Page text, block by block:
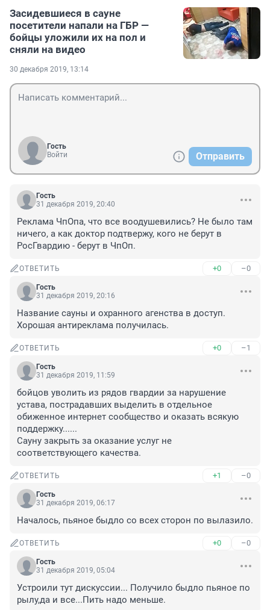
Засидевшиеся в сауне
посетители напали на ГБР —
бойцы уложили их на пол и
сняли на видео
30 декабря 2019, 13:14
Гость
Войти
Отправить
Гость
31 декабря 2019, 20:40
Реклама ЧпОпа, что все воодушевились? Не было там
ничего, а как доктор подтвержу, кого не берут в
РосГвардию - берут в ЧпОп.
ОТВЕТИТЬ +0 –0
Гость
31 декабря 2019, 20:16
Название сауны и охранного агенства в доступ.
Хорошая антиреклама получилась.
ОТВЕТИТЬ +0 –1
Гость
31 декабря 2019, 11:59
бойцов уволить из рядов гвардии за нарушение
устава, пострадавших выделить в отдельное
обиженное интернет сообщество и оказать всякую
поддержку......
Сауну закрыть за оказание услуг не
соответствующего качества.
ОТВЕТИТЬ +1 –0
Гость
31 декабря 2019, 06:17
Началось, пьяное быдло со всех сторон по вылазило.
ОТВЕТИТЬ +0 –0
Гость
31 декабря 2019, 05:04
Устроили тут дискуссии... Получило быдло пьяное по
рылу,да и все...Пить надо меньше.